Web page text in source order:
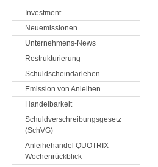
Investment
Neuemissionen
Unternehmens-News
Restrukturierung
Schuldscheindarlehen
Emission von Anleihen
Handelbarkeit
Schuldverschreibungsgesetz
(SchVG)
Anleihehandel QUOTRIX
Wochenrückblick